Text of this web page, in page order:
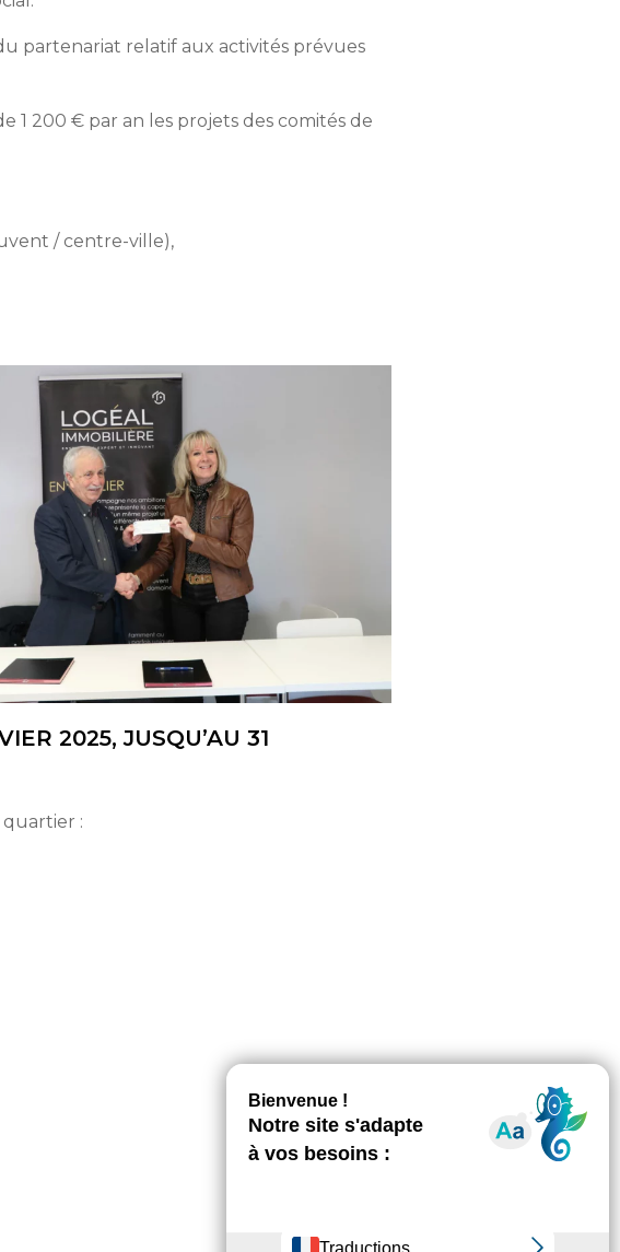
partenariat relatif aux activités prévues
1 200 € par an les projets des comités de
/ centre-ville),
2025, JUSQU’AU 31
quartier :